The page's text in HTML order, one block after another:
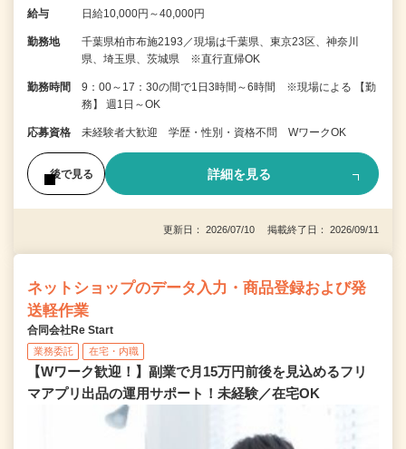
給与 日給10,000円～40,000円
勤務地
千葉県柏市布施2193／現場は千葉県、東京23区、神奈川
県、埼玉県、茨城県 ※直行直帰OK
勤務時間
9：00～17：30の間で1日3時間～6時間 ※現場による 【勤
務】 週1日～OK
応募資格 未経験者大歓迎 学歴・性別・資格不問 WワークOK
後で見る 詳細を見る
更新日： 2026/07/10 掲載終了日： 2026/09/11
ネットショップのデータ入力・商品登録および発
送軽作業
合同会社Re Start
業務委託 在宅・内職
【Wワーク歓迎！】副業で月15万円前後を見込めるフリ
マアプリ出品の運用サポート！未経験／在宅OK